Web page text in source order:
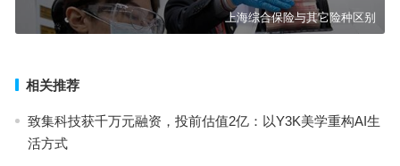
上海综合保险与其它险种区别
相关推荐
致集科技获千万元融资，投前估值2亿：以Y3K美学重构AI生
活方式